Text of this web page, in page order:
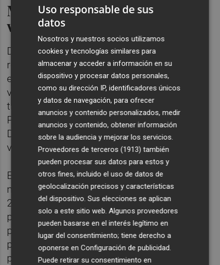
Medidas Fiscales para la
vivienda
Durante su visita, Carlos Mazón ha hecho
referencia a la reforma fiscal iniciada por
este Consell para facilitar el acceso a la
vivienda en la que se contemplan rebajas de
tipos en el Impuesto de Transmisiones
Patrimoniales (ITP) y Actos Jurídicos
Documentados (AJD) por la compra de
vivienda.
En esta línea, ha indicado que "hombres y
mujeres menores de 35 años ya pagan un
25% menos de impuestos en el acceso a su
primera vivienda" y ha adelantado que en las
próximas semanas la Generalitat Valenciana
pondrá en marcha un programa de avales
para que los jóvenes puedan acceder a un
Uso responsable de sus
datos
Nosotros y nuestros socios utilizamos
cookies y tecnologías similares para
almacenar y acceder a información en su
dispositivo y procesar datos personales,
como su dirección IP, identificadores únicos
y datos de navegación, para ofrecer
anuncios y contenido personalizados, medir
anuncios y contenido, obtener información
sobre la audiencia y mejorar los servicios.
Proveedores de terceros (1913) también
pueden procesar sus datos para estos y
otros fines, incluido el uso de datos de
geolocalización precisos y características
del dispositivo. Sus elecciones se aplican
solo a este sitio web. Algunos proveedores
pueden basarse en el interés legítimo en
lugar del consentimiento; tiene derecho a
oponerse enConfiguración de publicidad.
Puede retirar su consentimiento en